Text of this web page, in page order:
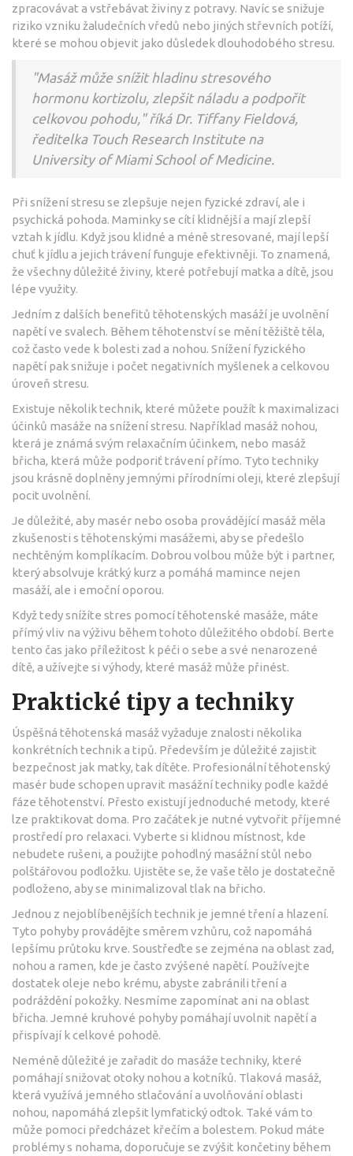
zpracovávat a vstřebávat živiny z potravy. Navíc se snižuje
riziko vzniku žaludečních vředů nebo jiných střevních potíží,
které se mohou objevit jako důsledek dlouhodobého stresu.
"Masáž může snížit hladinu stresového
hormonu kortizolu, zlepšit náladu a podpořit
celkovou pohodu," říká Dr. Tiffany Fieldová,
ředitelka Touch Research Institute na
University of Miami School of Medicine.
Při snížení stresu se zlepšuje nejen fyzické zdraví, ale i
psychická pohoda. Maminky se cítí klidnější a mají zlepší
vztah k jídlu. Když jsou klidné a méně stresované, mají lepší
chuť k jídlu a jejich trávení funguje efektivněji. To znamená,
že všechny důležité živiny, které potřebují matka a dítě, jsou
lépe využity.
Jedním z dalších benefitů těhotenských masáží je uvolnění
napětí ve svalech. Během těhotenství se mění těžiště těla,
což často vede k bolesti zad a nohou. Snížení fyzického
napětí pak snižuje i počet negativních myšlenek a celkovou
úroveň stresu.
Existuje několik technik, které můžete použít k maximalizaci
účinků masáže na snížení stresu. Například masáž nohou,
která je známá svým relaxačním účinkem, nebo masáž
břicha, která může podporiť trávení přímo. Tyto techniky
jsou krásně doplněny jemnými přírodními oleji, které zlepšují
pocit uvolnění.
Je důležité, aby masér nebo osoba provádějící masáž měla
zkušenosti s těhotenskými masážemi, aby se předešlo
nechtěným komplíkacím. Dobrou volbou může být i partner,
který absolvuje krátký kurz a pomáhá mamince nejen
masáží, ale i emoční oporou.
Když tedy snížíte stres pomocí těhotenské masáže, máte
přímý vliv na výživu během tohoto důležitého období. Berte
tento čas jako příležitost k péči o sebe a své nenarozené
dítě, a užívejte si výhody, které masáž může přinést.
Praktické tipy a techniky
Úspěšná těhotenská masáž vyžaduje znalosti několika
konkrétních technik a tipů. Především je důležité zajistit
bezpečnost jak matky, tak dítěte. Profesionální těhotenský
masér bude schopen upravit masážní techniky podle každé
fáze těhotenství. Přesto existují jednoduché metody, které
lze praktikovat doma. Pro začátek je nutné vytvořit příjemné
prostředí pro relaxaci. Vyberte si klidnou místnost, kde
nebudete rušeni, a použijte pohodlný masážní stůl nebo
polštářovou podložku. Ujistěte se, že vaše tělo je dostatečně
podloženo, aby se minimalizoval tlak na břicho.
Jednou z nejoblíbenějších technik je jemné tření a hlazení.
Tyto pohyby provádějte směrem vzhůru, což napomáhá
lepšímu průtoku krve. Soustřeďte se zejména na oblast zad,
nohou a ramen, kde je často zvýšené napětí. Používejte
dostatek oleje nebo krému, abyste zabránili tření a
podráždění pokožky. Nesmíme zapomínat ani na oblast
břicha. Jemné kruhové pohyby pomáhají uvolnit napětí a
přispívají k celkové pohodě.
Neméně důležité je zařadit do masáže techniky, které
pomáhají snižovat otoky nohou a kotníků. Tlaková masáž,
která využívá jemného stlačování a uvolňování oblasti
nohou, napomáhá zlepšit lymfatický odtok. Také vám to
může pomoci předcházet křečím a bolestem. Pokud máte
problémy s nohama, doporučuje se zvýšit končetiny během